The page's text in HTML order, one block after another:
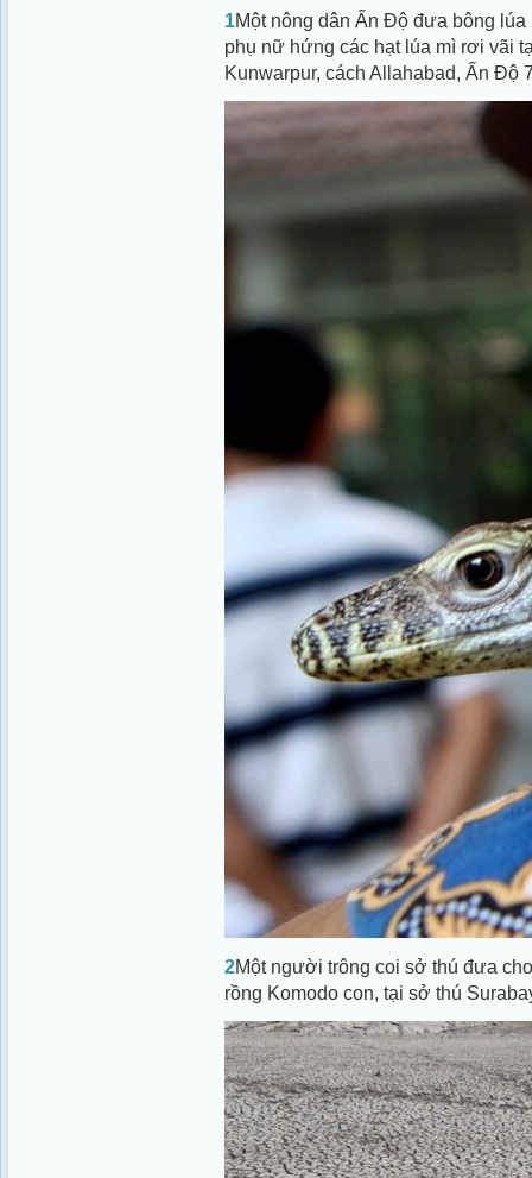
1Một nông dân Ấn Độ đưa bông
phụ nữ hứng các hạt lúa mì rơi vãi
Kunwarpur, cách Allahabad, Ấn Độ
2Một người trông coi sở thú đưa
rồng Komodo con, tại sở thú